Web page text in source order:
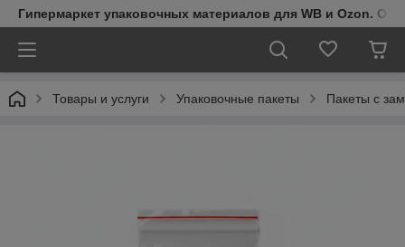
Гипермаркет упаковочных материалов для WB и Ozon.
Товары и услуги Упаковочные пакеты Пакеты с